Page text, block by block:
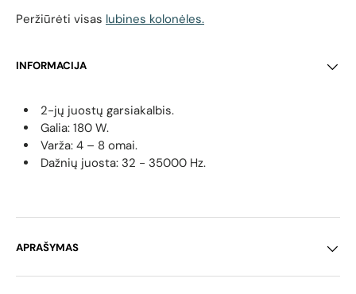
Peržiūrėti visas lubines kolonėles.
INFORMACIJA
2-jų juostų garsiakalbis.
Galia: 180 W.
Varža: 4 – 8 omai.
Dažnių juosta: 32 - 35000 Hz.
APRAŠYMAS